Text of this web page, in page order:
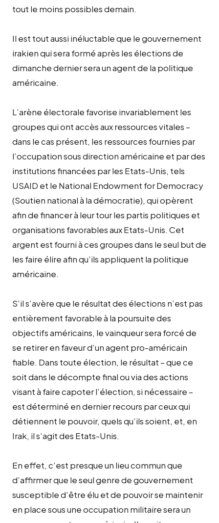
tout le moins possibles demain.
Il est tout aussi inéluctable que le gouvernement
irakien qui sera formé après les élections de
dimanche dernier sera un agent de la politique
américaine.
L’arène électorale favorise invariablement les
groupes qui ont accès aux ressources vitales –
dans le cas présent, les ressources fournies par
l’occupation sous direction américaine et par des
institutions financées par les Etats-Unis, tels
USAID et le National Endowment for Democracy
(Soutien national à la démocratie), qui opèrent
afin de financer à leur tour les partis politiques et
organisations favorables aux Etats-Unis. Cet
argent est fourni à ces groupes dans le seul but de
les faire élire afin qu’ils appliquent la politique
américaine.
S’il s’avère que le résultat des élections n’est pas
entièrement favorable à la poursuite des
objectifs américains, le vainqueur sera forcé de
se retirer en faveur d’un agent pro-américain
fiable. Dans toute élection, le résultat – que ce
soit dans le décompte final ou via des actions
visant à faire capoter l’élection, si nécessaire –
est déterminé en dernier recours par ceux qui
détiennent le pouvoir, quels qu’ils soient, et, en
Irak, il s’agit des Etats-Unis.
En effet, c’est presque un lieu commun que
d’affirmer que le seul genre de gouvernement
susceptible d’être élu et de pouvoir se maintenir
en place sous une occupation militaire sera un